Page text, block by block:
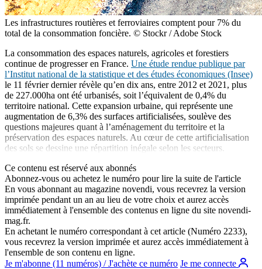
Les infrastructures routières et ferroviaires comptent pour 7% du
total de la consommation foncière. © Stockr / Adobe Stock
La consommation des espaces naturels, agricoles et forestiers
continue de progresser en France. Une étude rendue publique par
l’Institut national de la statistique et des études économiques (Insee)
le 11 février dernier révèle qu’en dix ans, entre 2012 et 2021, plus
de 227.000ha ont été urbanisés, soit l’équivalent de 0,4% du
territoire national. Cette expansion urbaine, qui représente une
augmentation de 6,3% des surfaces artificialisées, soulève des
questions majeures quant à l’aménagement du territoire et la
préservation des espaces naturels. Au cœur de cette artificialisation
des sols se dessine une répartition inégale selon les secteurs.
Ce contenu est réservé aux abonnés
Abonnez-vous ou achetez le numéro pour lire la suite de l'article
En vous abonnant au magazine novendi, vous recevrez la version
imprimée pendant un an au lieu de votre choix et aurez accès
immédiatement à l'ensemble des contenus en ligne du site novendi-
mag.fr.
En achetant le numéro correspondant à cet article (Numéro 2233),
vous recevrez la version imprimée et aurez accès immédiatement à
l'ensemble de son contenu en ligne.
Je m'abonne (11 numéros) / J'achète ce numéro Je me connecte